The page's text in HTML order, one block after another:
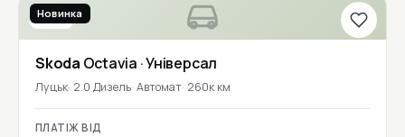
2020
Новинка
Skoda Octavia · Універсал
Луцьк 2.0 Дизель Автомат 260к км
ПЛАТІЖ ВІД